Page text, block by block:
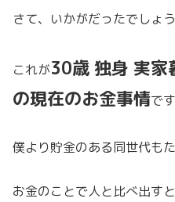
さて、いかがだったでしょ
これが30歳 独身 実家
の現在のお金事情です
僕より貯金のある同世代も
お金のことで人と比べ出す